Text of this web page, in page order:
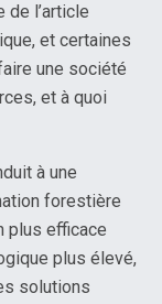
de l’article
et certaines
une société
et à quoi
à une
forestière
plus efficace
plus élevé,
solutions